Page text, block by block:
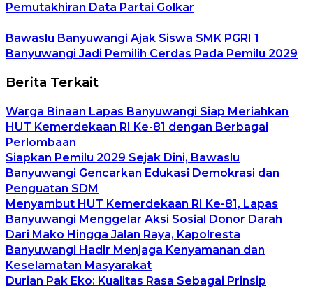
Pemutakhiran Data Partai Golkar
Bawaslu Banyuwangi Ajak Siswa SMK PGRI 1
Banyuwangi Jadi Pemilih Cerdas Pada Pemilu 2029
Berita Terkait
Warga Binaan Lapas Banyuwangi Siap Meriahkan
HUT Kemerdekaan RI Ke-81 dengan Berbagai
Perlombaan
Siapkan Pemilu 2029 Sejak Dini, Bawaslu
Banyuwangi Gencarkan Edukasi Demokrasi dan
Penguatan SDM
Menyambut HUT Kemerdekaan RI Ke-81, Lapas
Banyuwangi Menggelar Aksi Sosial Donor Darah
Dari Mako Hingga Jalan Raya, Kapolresta
Banyuwangi Hadir Menjaga Kenyamanan dan
Keselamatan Masyarakat
Durian Pak Eko: Kualitas Rasa Sebagai Prinsip